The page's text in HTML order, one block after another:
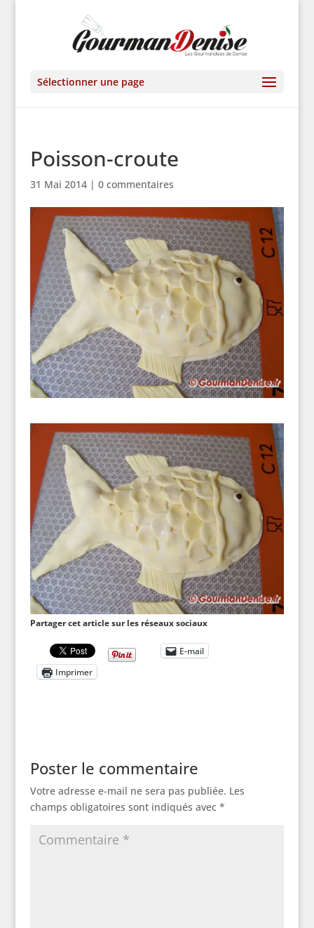
Sélectionner une page
Poisson-croute
31 Mai 2014| 0 commentaires
Partager cet article sur les réseaux sociaux
E-mail
Imprimer
Poster le commentaire
Votre adresse e-mail ne sera pas publiée. Les
champs obligatoires sont indiqués avec *